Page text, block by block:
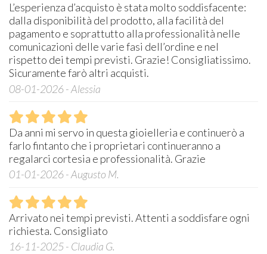
L’esperienza d’acquisto è stata molto soddisfacente:
dalla disponibilità del prodotto, alla facilità del
pagamento e soprattutto alla professionalità nelle
comunicazioni delle varie fasi dell’ordine e nel
rispetto dei tempi previsti. Grazie! Consigliatissimo.
Sicuramente farò altri acquisti.
08-01-2026 - Alessia
Da anni mi servo in questa gioielleria e continuerò a
farlo fintanto che i proprietari continueranno a
regalarci cortesia e professionalità. Grazie
01-01-2026 - Augusto M.
Arrivato nei tempi previsti. Attenti a soddisfare ogni
richiesta. Consigliato
16-11-2025 - Claudia G.